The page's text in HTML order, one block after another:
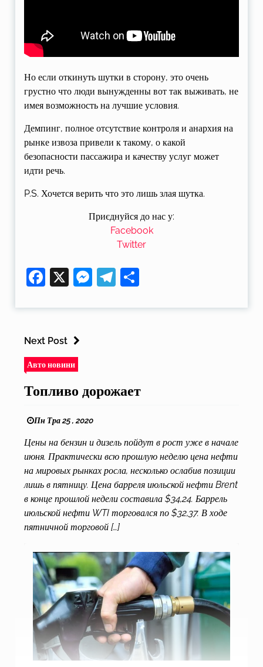
Но если откинуть шутки в сторону, это очень
грустно что люди вынужденны вот так выживать, не
имея возможность на лучшие условия.
Демпинг, полное отсутствие контроля и анархия на
рынке извоза привели к такому, о какой
безопасности пассажира и качеству услуг может
идти речь.
P.S. Хочется верить что это лишь злая шутка.
Facebook
X Messenger
Telegram
Приєднуйся до нас у:
Facebook
Twitter
Next Post
Авто новини
Топливо дорожает
Пн Тра 25 , 2020
Цены на бензин и дизель пойдут в рост уже в начале
июня. Практически всю прошлую неделю цена нефти
на мировых рынках росла, несколько ослабив позиции
лишь в пятницу. Цена барреля июльской нефти Brent
в конце прошлой недели составила $34,24. Баррель
июльской нефти WTI торговался по $32,37. В ходе
пятничной торговой […]